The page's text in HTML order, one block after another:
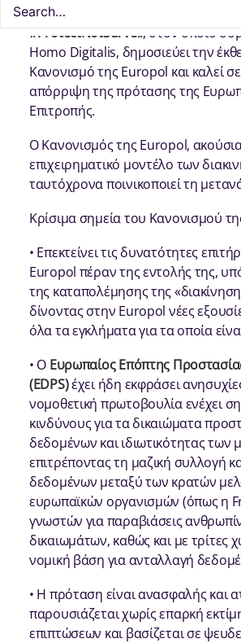
Σήμερα, 20 Φεβρουαρίου ο
#ProtectNotSurveil, στον οποίο
Homo Digitalis, δημοσιεύει την
Κανονισμό της Europol και καλεί
απόρριψη της πρότασης της
Επιτροπής.
Ο Κανονισμός της Europol,
επιχειρηματικό μοντέλο των
ταυτόχρονα ποινικοποιεί τη
Κρίσιμα σημεία του Κανονισμού
• Επεκτείνει τις δυνατότητες
Europol πέραν της εντολής της,
της καταπολέμησης της
δίνοντας στην Europol νέες
όλα τα εγκλήματα για τα οποία
• Ο Ευρωπαίος Επόπτης
(EDPS)έχει ήδη εκφράσει
νομοθετική πρωτοβουλία ενέχει
κινδύνους για τα δικαιώματα
δεδομένων και ιδιωτικότητας των
επιτρέποντας τη μαζική συλλογή
δεδομένων μεταξύ των κρατών
ευρωπαϊκών οργανισμών (όπως η
γνωστών για παραβιάσεις
δικαιωμάτων, καθώς και με τρίτες
νομική βάση για ανταλλαγή
• Η πρόταση είναι ανασφαλής και
παρουσιάζεται χωρίς επαρκή
επιπτώσεων και βασίζεται σε